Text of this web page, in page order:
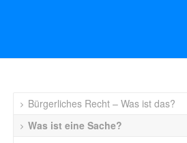
Bürgerliches Recht – Was ist das?
Was ist eine Sache?